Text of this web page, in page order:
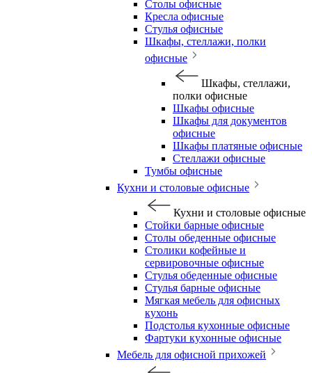
Столы офисные
Кресла офисные
Стулья офисные
Шкафы, стеллажи, полки
офисные
Шкафы, стеллажи,
полки офисные
Шкафы офисные
Шкафы для документов
офисные
Шкафы платяные офисные
Стеллажи офисные
Тумбы офисные
Кухни и столовые офисные
Кухни и столовые офисные
Стойки барные офисные
Столы обеденные офисные
Столики кофейные и
сервировочные офисные
Стулья обеденные офисные
Стулья барные офисные
Мягкая мебель для офисных
кухонь
Подстолья кухонные офисные
Фартуки кухонные офисные
Мебель для офисной прихожей